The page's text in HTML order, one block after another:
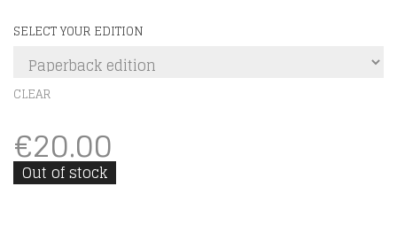
SELECT YOUR EDITION
CLEAR
€20.00
Out of stock